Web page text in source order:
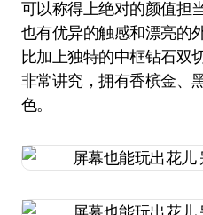
可以称得上绝对的颜值担
也有优异的触感和漂亮的
比加上独特的中框钻石双
非常讲究，拥有香槟金、
色。